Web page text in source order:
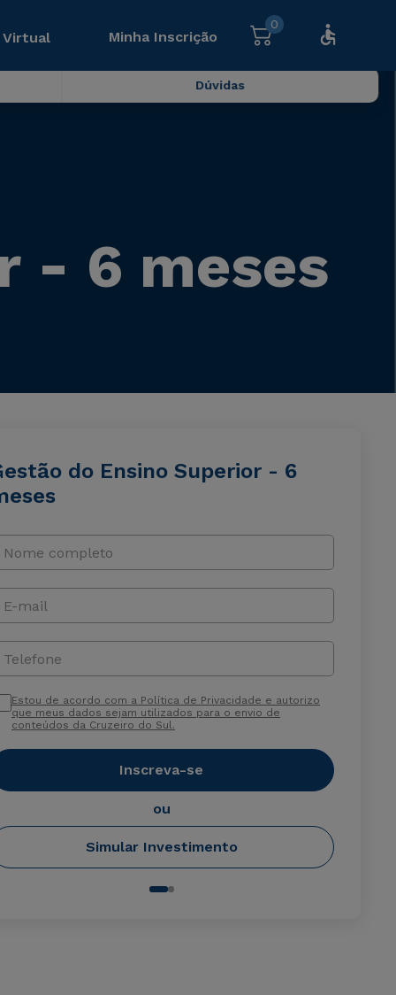
Virtual Minha Inscrição
0
Dúvidas
- 6 meses
do Ensino Superior - 6
Nome completo
E-mail
Telefone
Estou de acordo com a Política de Privacidade e autorizo
que meus dados sejam utilizados para o envio de
conteúdos da Cruzeiro do Sul.
Inscreva-se
ou
Simular Investimento